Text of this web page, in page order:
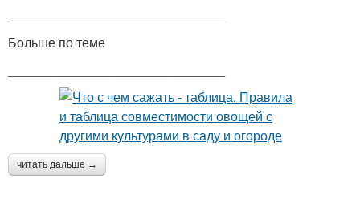
Больше по теме
читать дальше →